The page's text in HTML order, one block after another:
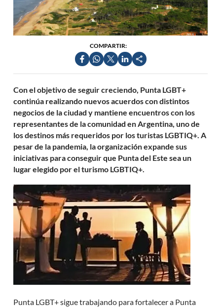
COMPARTIR:
Con el objetivo de seguir creciendo, Punta LGBT+
continúa realizando nuevos acuerdos con distintos
negocios de la ciudad y mantiene encuentros con los
representantes de la comunidad en Argentina, uno de
los destinos más requeridos por los turistas LGBTIQ+. A
pesar de la pandemia, la organización expande sus
iniciativas para conseguir que Punta del Este sea un
lugar elegido por el turismo LGBTIQ+.
Punta LGBT+ sigue trabajando para fortalecer a Punta